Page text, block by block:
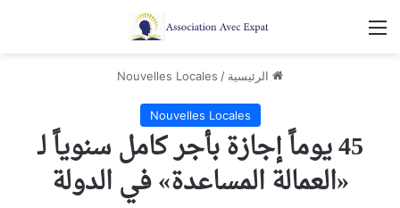
القائمة
الرئيسية /
Nouvelles Locales
Nouvelles Locales
45 يوماً إجازة بأجر كامل سنوياً لـ
«العمالة المساعدة» في الدولة